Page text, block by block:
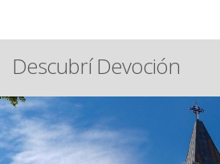
Descubrí Devoción